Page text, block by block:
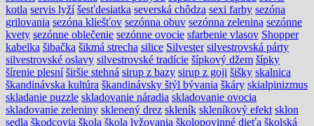
kotla servis lyží šesťdesiatka severská chôdza sexi farby sezóna
grilovania sezóna kliešťov sezónna obuv sezónna zelenina sezónne
kvety sezónne oblečenie sezónne ovocie sfarbenie vlasov Shopper
kabelka šibačka šikmá strecha silice Silvester silvestrovská párty
silvestrovské oslavy silvestrovské tradície šípkový džem šípky
šírenie plesní širšie stehná sirup z bazy sirup z goji šišky skalnica
škandinávska kultúra škandinávsky štýl bývania škáry skialpinizmus
skladanie puzzle skladovanie náradia skladovanie ovocia
skladovanie zeleniny sklenený drez skleník skleníkový efekt sklon
sedla škodcovia škola škola lyžovania školopovinné dieťa školská